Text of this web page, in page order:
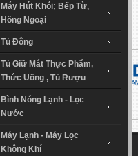
Máy Hút Khói; Bếp Từ,
Hồng Ngoại
Tủ Đông
Tủ Giữ Mát Thực Phẩm,
Thức Uống , Tủ Rượu
Bình Nóng Lạnh - Lọc
Nước
Máy Lạnh - Máy Lọc
Không Khí